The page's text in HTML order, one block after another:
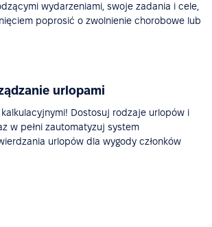
wydarzeniami, swoje zadania i cele,
poprosić o zwolnienie chorobowe lub
urlopami
Dostosuj rodzaje urlopów i
w pełni zautomatyzuj system
urlopów dla wygody członków